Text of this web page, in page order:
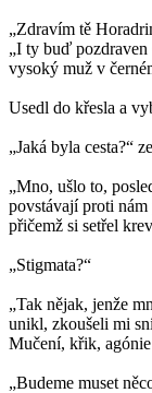
„Zdravím tě
„I ty buď pozdraven
vysoký muž v
Usedl do křesla a
„Jaká byla cesta?“
„Mno, ušlo to,
povstávají proti
přičemž si setřel
„Stigmata?“
„Tak nějak, jenže
unikl, zkoušeli mi
Mučení, křik,
„Budeme muset